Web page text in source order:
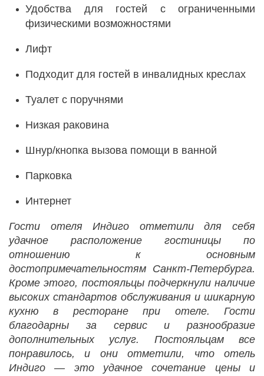
Удобства для гостей с ограниченными
физическими возможностями
Лифт
Подходит для гостей в инвалидных креслах
Туалет с поручнями
Низкая раковина
Шнур/кнопка вызова помощи в ванной
Парковка
Интернет
Гости отеля Индиго отметили для себя
удачное расположение гостиницы по
отношению к основным
достопримечательностям Санкт-Петербурга.
Кроме этого, постояльцы подчеркнули наличие
высоких стандартов обслуживания и шикарную
кухню в ресторане при отеле. Гости
благодарны за сервис и разнообразие
дополнительных услуг. Постояльцам все
понравилось, и они отметили, что отель
Индиго — это удачное сочетание цены и